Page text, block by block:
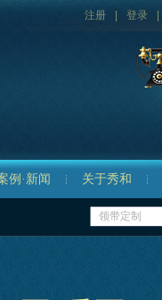
注册 登录
例·新闻 关于秀和